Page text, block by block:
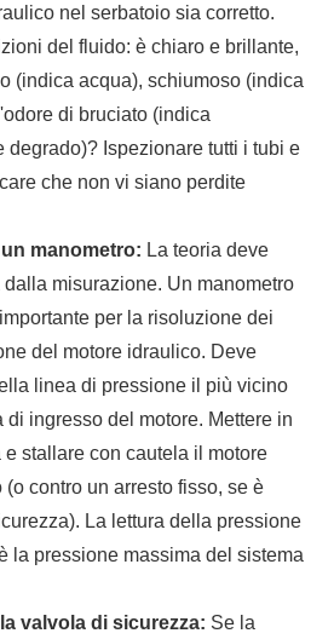
nel serbatoio sia corretto.
del fluido: è chiaro e brillante,
(indica acqua), schiumoso (indica
di bruciato (indica
degrado)? Ispezionare tutti i tubi e
che non vi siano perdite
manometro: La teoria deve
misurazione. Un manometro
per la risoluzione dei
del motore idraulico. Deve
linea di pressione il più vicino
ingresso del motore. Mettere in
stallare con cautela il motore
contro un arresto fisso, se è
La lettura della pressione
la pressione massima del sistema
valvola di sicurezza: Se la